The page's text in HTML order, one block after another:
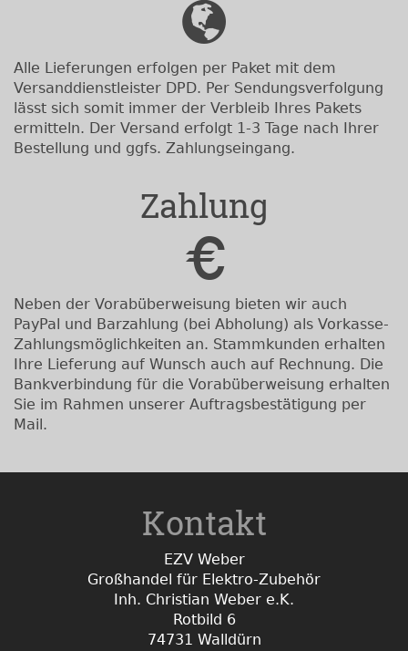
Alle Lieferungen erfolgen per Paket mit dem
Versanddienstleister DPD. Per Sendungsverfolgung
lässt sich somit immer der Verbleib Ihres Pakets
ermitteln. Der Versand erfolgt 1-3 Tage nach Ihrer
Bestellung und ggfs. Zahlungseingang.
Zahlung
Neben der Vorabüberweisung bieten wir auch
PayPal und Barzahlung (bei Abholung) als Vorkasse-
Zahlungsmöglichkeiten an. Stammkunden erhalten
Ihre Lieferung auf Wunsch auch auf Rechnung. Die
Bankverbindung für die Vorabüberweisung erhalten
Sie im Rahmen unserer Auftragsbestätigung per
Mail.
Kontakt
EZV Weber
Großhandel für Elektro-Zubehör
Inh. Christian Weber e.K.
Rotbild 6
74731 Walldürn